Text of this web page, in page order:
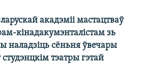
акадэміі мастацтваў
кінадакумэнталістам зь
наладзіць сёньня ўвечары
тэатры гэтай